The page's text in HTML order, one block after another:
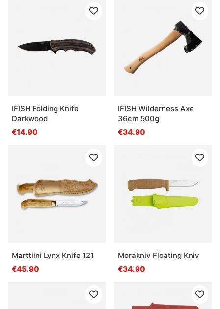
IFISH Folding Knife
Darkwood
€14.90
IFISH Wilderness Axe
36cm 500g
€34.90
Marttiini Lynx Knife 121
€45.90
Morakniv Floating Kniv
€34.90